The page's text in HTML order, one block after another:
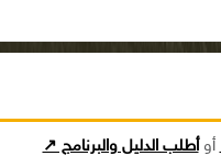
أوأطلب الدليل والبرنامج ↗